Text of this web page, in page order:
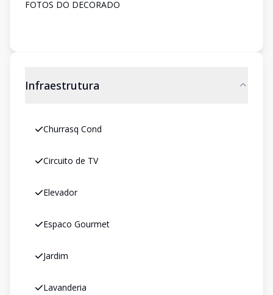
FOTOS DO DECORADO
Infraestrutura
Churrasq Cond
Circuito de TV
Elevador
Espaco Gourmet
Jardim
Lavanderia